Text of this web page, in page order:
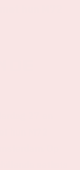
hun M72
27 en
hun M72
Op
setlists